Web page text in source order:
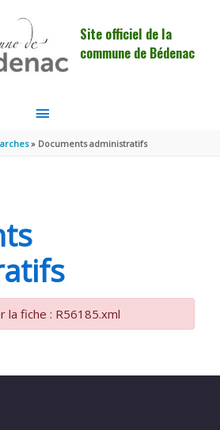
Site officiel de la
commune de Bédenac
MENU
PRINCIPAL
Documents administratifs
fiche : R56185.xml